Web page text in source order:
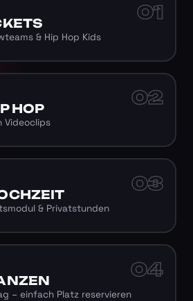
01
& Hip Hop Kids
02
HOP
Videoclips
03
& Privatstunden
04
– einfach Platz reservieren